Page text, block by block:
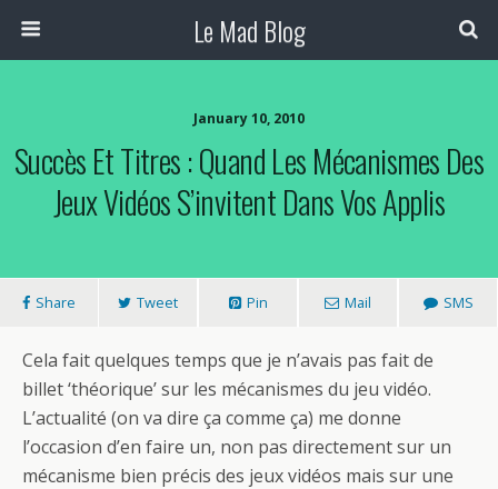
Le Mad Blog
January 10, 2010
Succès Et Titres : Quand Les Mécanismes Des
Jeux Vidéos S’invitent Dans Vos Applis
Share Tweet Pin Mail SMS
Cela fait quelques temps que je n’avais pas fait de
billet ‘théorique’ sur les mécanismes du jeu vidéo.
L’actualité (on va dire ça comme ça) me donne
l’occasion d’en faire un, non pas directement sur un
mécanisme bien précis des jeux vidéos mais sur une